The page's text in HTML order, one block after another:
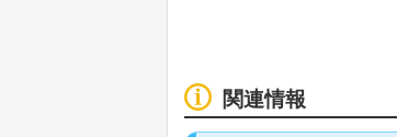
関連情報